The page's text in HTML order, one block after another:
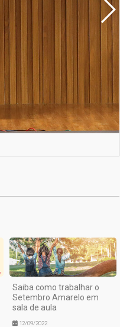
Saiba como trabalhar o
Setembro Amarelo em
sala de aula
12/09/2022